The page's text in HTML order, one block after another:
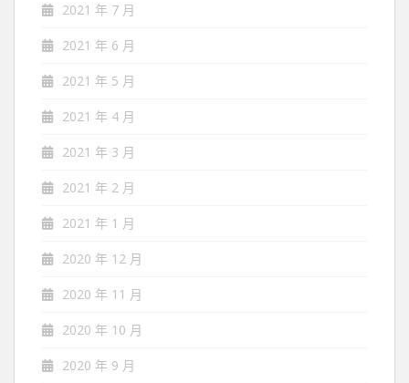
2021 年 7 月
2021 年 6 月
2021 年 5 月
2021 年 4 月
2021 年 3 月
2021 年 2 月
2021 年 1 月
2020 年 12 月
2020 年 11 月
2020 年 10 月
2020 年 9 月